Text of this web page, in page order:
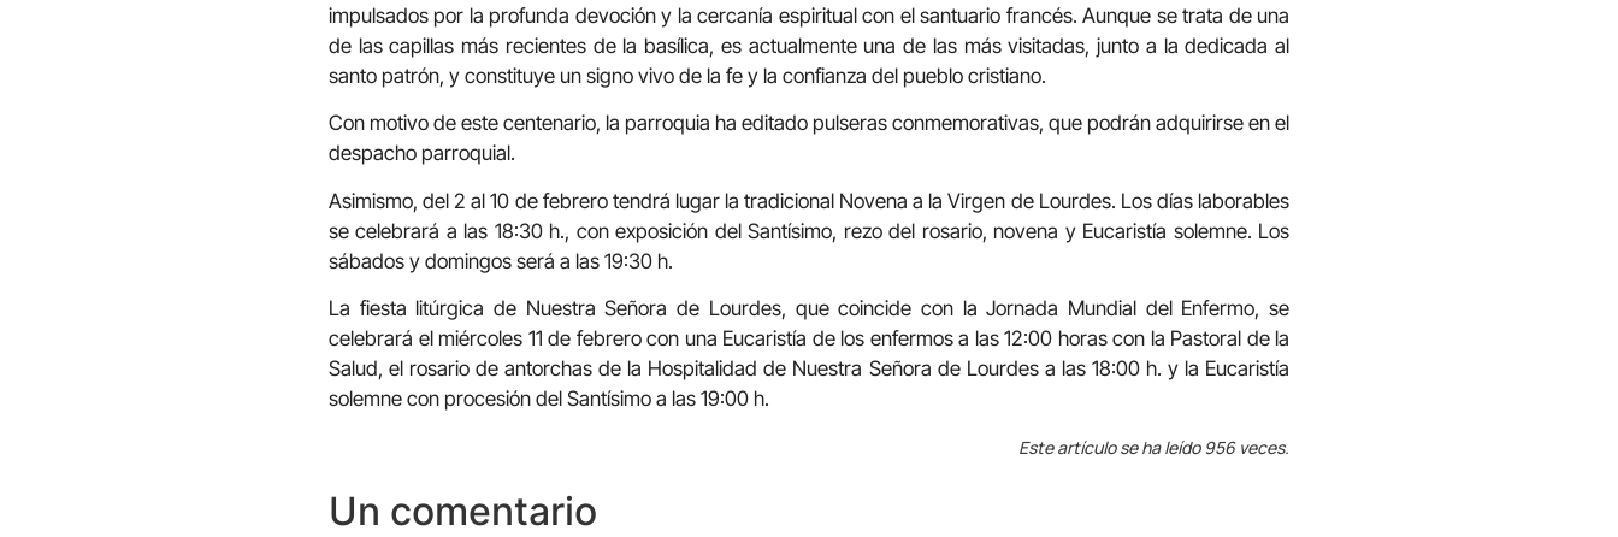
impulsados por la profunda devoción y la cercanía espiritual con el santuario francés. Aunque se trata de una
de las capillas más recientes de la basílica, es actualmente una de las más visitadas, junto a la dedicada al
santo patrón, y constituye un signo vivo de la fe y la confianza del pueblo cristiano.
Con motivo de este centenario, la parroquia ha editado pulseras conmemorativas, que podrán adquirirse en el
despacho parroquial.
Asimismo, del 2 al 10 de febrero tendrá lugar la tradicional Novena a la Virgen de Lourdes. Los días laborables
se celebrará a las 18:30 h., con exposición del Santísimo, rezo del rosario, novena y Eucaristía solemne. Los
sábados y domingos será a las 19:30 h.
La fiesta litúrgica de Nuestra Señora de Lourdes, que coincide con la Jornada Mundial del Enfermo, se
celebrará el miércoles 11 de febrero con una Eucaristía de los enfermos a las 12:00 horas con la Pastoral de la
Salud, el rosario de antorchas de la Hospitalidad de Nuestra Señora de Lourdes a las 18:00 h. y la Eucaristía
solemne con procesión del Santísimo a las 19:00 h.
Este artículo se ha leído 956 veces.
Un comentario